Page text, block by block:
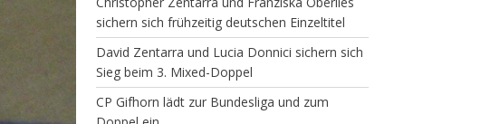
sichern sich frühzeitig deutschen Einzeltitel
David Zentarra und Lucia Donnici sichern sich
Sieg beim 3. Mixed-Doppel
CP Gifhorn lädt zur Bundesliga und zum